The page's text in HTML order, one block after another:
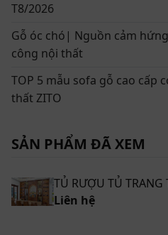
Tủ rượu tủ trang trí gỗ óc chó
T8/2026
Gỗ óc chó| Nguồn cảm
công nội thất
TOP 5 mẫu sofa gỗ cao cấp
thất ZITO
SẢN PHẨM ĐÃ XEM
Liên hệ